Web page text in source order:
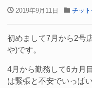
2019年9月11日 チッ
初めまして7月から2号
や)です。
4月から勤務して6カ月
は緊張と不安でいっぱ